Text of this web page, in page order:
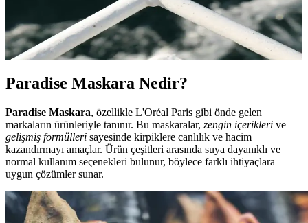
Paradise Maskara, hacim ve uzunluk kazandıran formülüyle göz
alıcı kirpikler sağlar. Suya dayanıklı ve hassas gözler için uygun
seçenekleriyle makyaj rutininizin vazgeçilmez parçası olmaya hazır.
Paradise Maskara Nedir?
Paradise Maskara, özellikle L'Oréal Paris gibi önde gelen
markaların ürünleriyle tanınır. Bu maskaralar, zengin içerikleri ve
gelişmiş formülleri sayesinde kirpiklere canlılık ve hacim
kazandırmayı amaçlar. Ürün çeşitleri arasında suya dayanıklı ve
normal kullanım seçenekleri bulunur, böylece farklı ihtiyaçlara
uygun çözümler sunar.